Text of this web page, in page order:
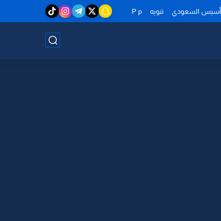
السعودي تنويه P p